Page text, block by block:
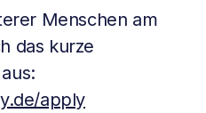
Menschen am
das kurze
apply